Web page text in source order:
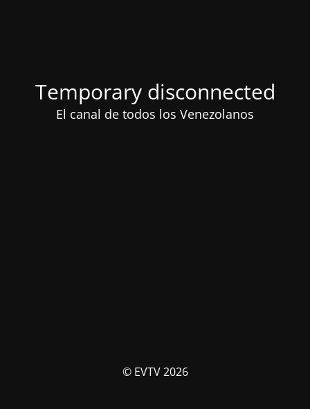
Temporary disconnected
El canal de todos los Venezolanos
© EVTV 2026